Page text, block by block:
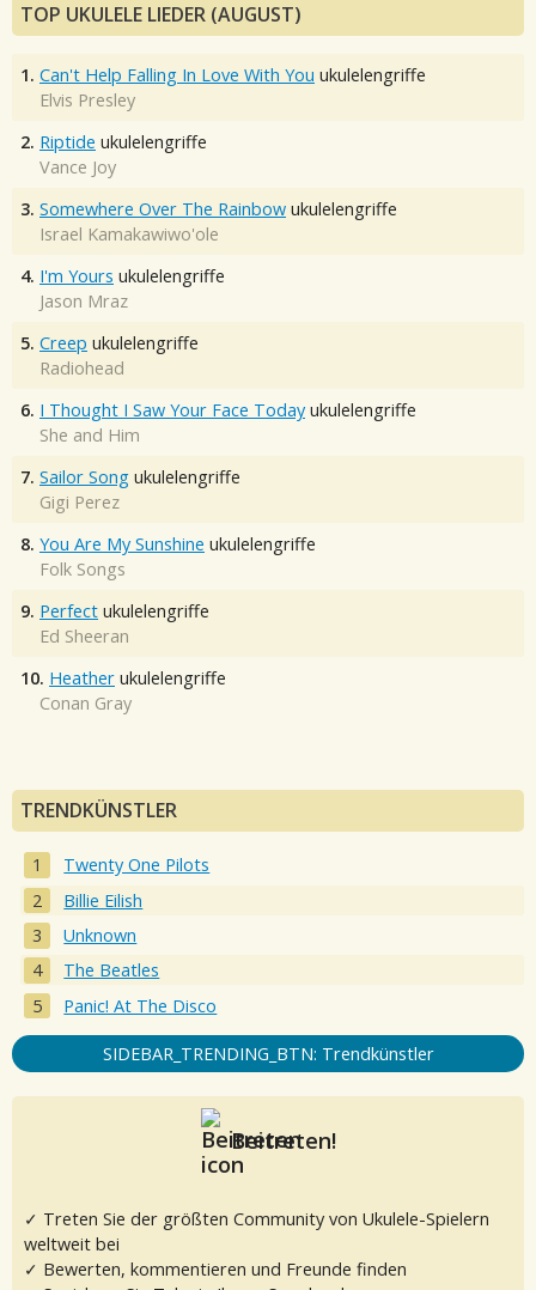
TOP UKULELE LIEDER (AUGUST)
1. Can't Help Falling In Love With You ukulelengriffe
Elvis Presley
2. Riptide ukulelengriffe
Vance Joy
3. Somewhere Over The Rainbow ukulelengriffe
Israel Kamakawiwo'ole
4. I'm Yours ukulelengriffe
Jason Mraz
5. Creep ukulelengriffe
Radiohead
6. I Thought I Saw Your Face Today ukulelengriffe
She and Him
7. Sailor Song ukulelengriffe
Gigi Perez
8. You Are My Sunshine ukulelengriffe
Folk Songs
9. Perfect ukulelengriffe
Ed Sheeran
10. Heather ukulelengriffe
Conan Gray
TRENDKÜNSTLER
Twenty One Pilots
Billie Eilish
Unknown
The Beatles
Panic! At The Disco
SIDEBAR_TRENDING_BTN: Trendkünstler
Beitreten!
✓ Treten Sie der größten Community von Ukulele-Spielern
weltweit bei
✓ Bewerten, kommentieren und Freunde finden